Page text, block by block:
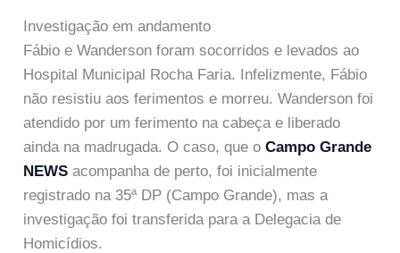
Investigação em andamento
Fábio e Wanderson foram socorridos e levados ao
Hospital Municipal Rocha Faria. Infelizmente, Fábio
não resistiu aos ferimentos e morreu. Wanderson foi
atendido por um ferimento na cabeça e liberado
ainda na madrugada. O caso, que oCampo Grande
NEWS acompanha de perto, foi inicialmente
registrado na 35ª DP (Campo Grande), mas a
investigação foi transferida para a Delegacia de
Homicídios.